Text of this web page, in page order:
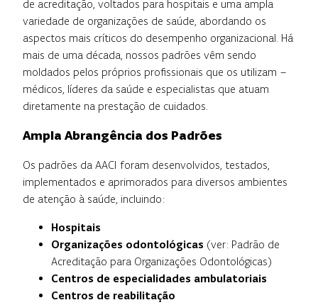
de acreditação, voltados para hospitais e uma ampla
variedade de organizações de saúde, abordando os
aspectos mais críticos do desempenho organizacional. Há
mais de uma década, nossos padrões vêm sendo
moldados pelos próprios profissionais que os utilizam –
médicos, líderes da saúde e especialistas que atuam
diretamente na prestação de cuidados.
Ampla Abrangência dos Padrões
Os padrões da AACI foram desenvolvidos, testados,
implementados e aprimorados para diversos ambientes
de atenção à saúde, incluindo:
Hospitais
Organizações odontológicas (ver: Padrão de
Acreditação para Organizações Odontológicas)
Centros de especialidades ambulatoriais
Centros de reabilitação